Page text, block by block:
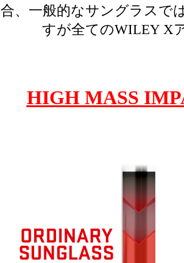
合、一般的なサングラスで
すが全てのWILEY X
HIGH MASS